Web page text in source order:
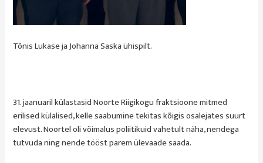
Tõnis Lukase ja Johanna Saska ühispilt.
31. jaanuaril külastasid Noorte Riigikogu fraktsioone mitmed
erilised külalised, kelle saabumine tekitas kõigis osalejates suurt
elevust. Noortel oli võimalus poliitikuid vahetult näha, nendega
tutvuda ning nende tööst parem ülevaade saada.